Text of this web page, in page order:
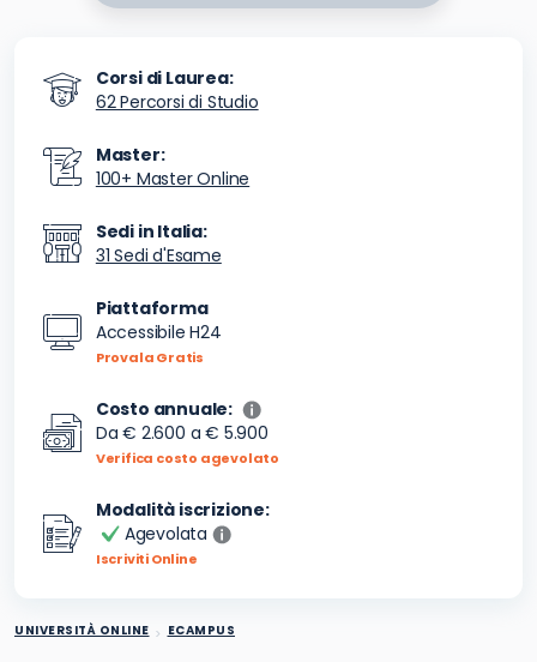
Corsi di Laurea:
62 Percorsi di Studio
Master:
100+ Master Online
Sedi in Italia:
31 Sedi d'Esame
Piattaforma
Accessibile H24
Provala Gratis
Costo annuale:
Da€ 2.600 a€ 5.900
Verifica costo agevolato
Modalità iscrizione:
Agevolata
Iscriviti Online
UNIVERSITÀ ONLINE ECAMPUS